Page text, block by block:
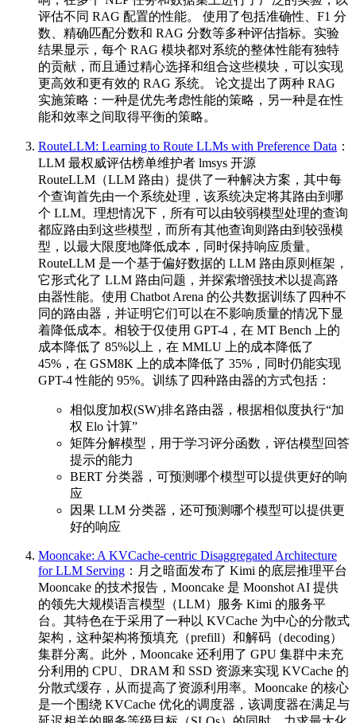
评估不同 RAG 配置的性能。 使用了包括准确性、F1 分
数、精确匹配分数和 RAG 分数等多种评估指标。实验
结果显示，每个 RAG 模块都对系统的整体性能有独特
的贡献，而且通过精心选择和组合这些模块，可以实现
更高效和更有效的 RAG 系统。 论文提出了两种 RAG
实施策略：一种是优先考虑性能的策略，另一种是在性
能和效率之间取得平衡的策略。
RouteLLM: Learning to Route LLMs with Preference Data ：
LLM 最权威评估榜单维护者 lmsys 开源
RouteLLM（LLM 路由）提供了一种解决方案，其中每
个查询首先由一个系统处理，该系统决定将其路由到哪
个 LLM。理想情况下，所有可以由较弱模型处理的查询
都应路由到这些模型，而所有其他查询则路由到较强模
型，以最大限度地降低成本，同时保持响应质量。
RouteLLM 是一个基于偏好数据的 LLM 路由原则框架，
它形式化了 LLM 路由问题，并探索增强技术以提高路
由器性能。使用 Chatbot Arena 的公共数据训练了四种不
同的路由器，并证明它们可以在不影响质量的情况下显
着降低成本。相较于仅使用 GPT-4，在 MT Bench 上的
成本降低了 85%以上，在 MMLU 上的成本降低了
45%，在 GSM8K 上的成本降低了 35%，同时仍能实现
GPT-4 性能的 95%。训练了四种路由器的方式包括：
相似度加权(SW)排名路由器，根据相似度执行“加
权 Elo 计算”
矩阵分解模型，用于学习评分函数，评估模型回答
提示的能力
BERT 分类器，可预测哪个模型可以提供更好的响
应
因果 LLM 分类器，还可预测哪个模型可以提供更
好的响应
Mooncake: A KVCache-centric Disaggregated Architecture
for LLM Serving ：月之暗面发布了 Kimi 的底层推理平台
Mooncake 的技术报告，Mooncake 是 Moonshot AI 提供
的领先大规模语言模型（LLM）服务 Kimi 的服务平
台。其特色在于采用了一种以 KVCache 为中心的分散式
架构，这种架构将预填充（prefill）和解码（decoding）
集群分离。此外，Mooncake 还利用了 GPU 集群中未充
分利用的 CPU、DRAM 和 SSD 资源来实现 KVCache 的
分散式缓存，从而提高了资源利用率。Mooncake 的核心
是一个围绕 KVCache 优化的调度器，该调度器在满足与